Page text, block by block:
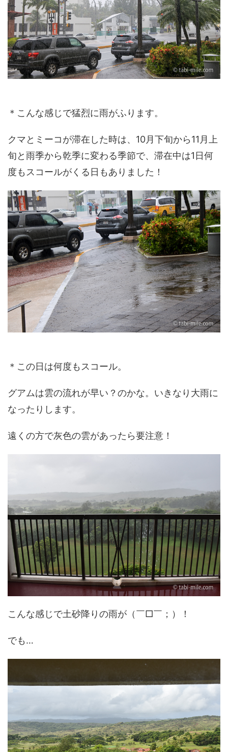
＊こんな感じで猛烈に雨がふります。
クマとミーコが滞在した時は、10月下旬から11月上
旬と雨季から乾季に変わる季節で、滞在中は1日何
度もスコールがくる日もありました！
＊この日は何度もスコール。
グアムは雲の流れが早い？のかな。いきなり大雨に
なったりします。
遠くの方で灰色の雲があったら要注意！
こんな感じで土砂降りの雨が（￣□￣；）！
でも…